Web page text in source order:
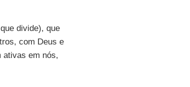
divide), que
com Deus e
ativas em nós,